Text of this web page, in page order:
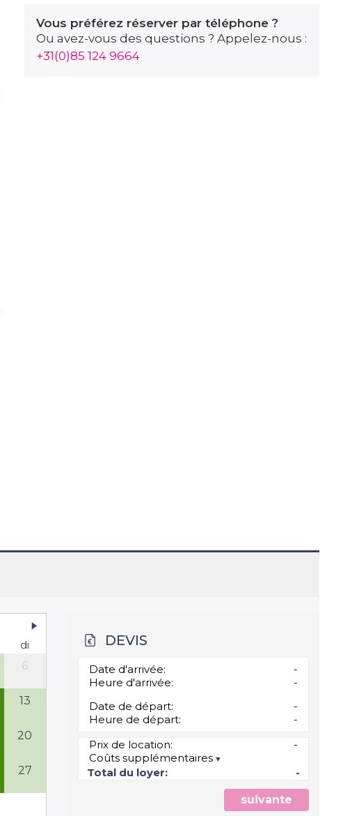
Vous préférez réserver par téléphone ?
Ou avez-vous des questions ? Appelez-nous :
+31(0)85 124 9664
di
6
13
20
27
DEVIS
Date d'arrivée:
-
Heure d'arrivée:
-
Date de départ:
-
Heure de départ:
-
Prix de location:
-
Coûts supplémentaires
Total du loyer:
-
suivante